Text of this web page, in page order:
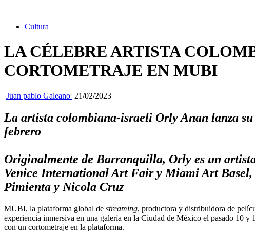
Cultura
LA CÉLEBRE ARTISTA
CORTOMETRAJE EN MUBI
Juan pablo Galeano 21/02/2023
La artista colombiana-israeli Orly Anan lanza
febrero
Originalmente de Barranquilla, Orly es un
Venice International Art Fair y Miami Art Basel,
Pimienta y Nicola Cruz
MUBI, la plataforma global de streaming, productora y distribuidora de
experiencia inmersiva en una galería en la Ciudad de México el pasado 10 y
con un cortometraje en la plataforma.